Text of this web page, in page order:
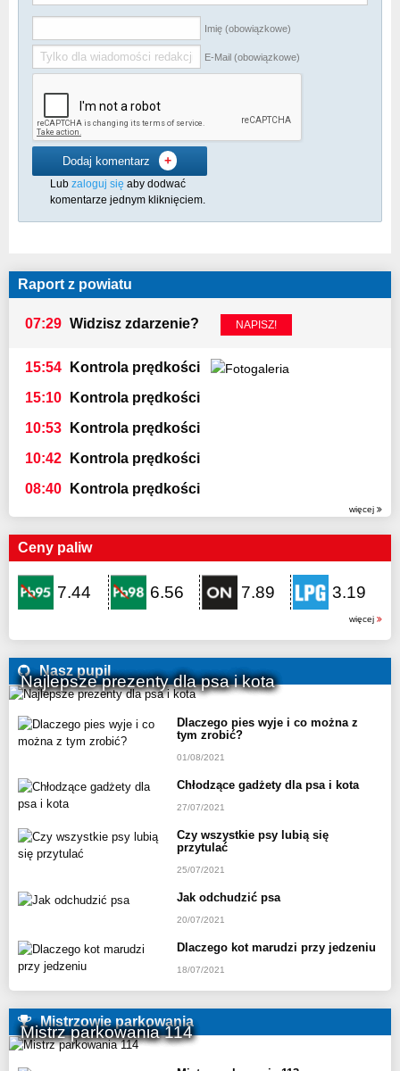
Imię (obowiązkowe)
E-Mail (obowiązkowe)
Dodaj komentarz +
Lub zaloguj się aby dodwać
komentarze jednym kliknięciem.
Raport z powiatu
07:29 Widzisz zdarzenie? NAPISZ!
15:54
Kontrola prędkości
15:10
Kontrola prędkości
10:53
Kontrola prędkości
10:42
Kontrola prędkości
08:40
Kontrola prędkości
więcej
Ceny paliw
7.44 6.56 7.89 3.19
więcej
Nasz pupil
Najlepsze prezenty dla psa i kota
Dlaczego pies wyje i co można z
tym zrobić?
01/08/2021
Chłodzące gadżety dla psa i kota
27/07/2021
Czy wszystkie psy lubią się
przytulać
25/07/2021
Jak odchudzić psa
20/07/2021
Dlaczego kot marudzi przy jedzeniu
18/07/2021
Mistrzowie parkowania
Mistrz parkowania 114